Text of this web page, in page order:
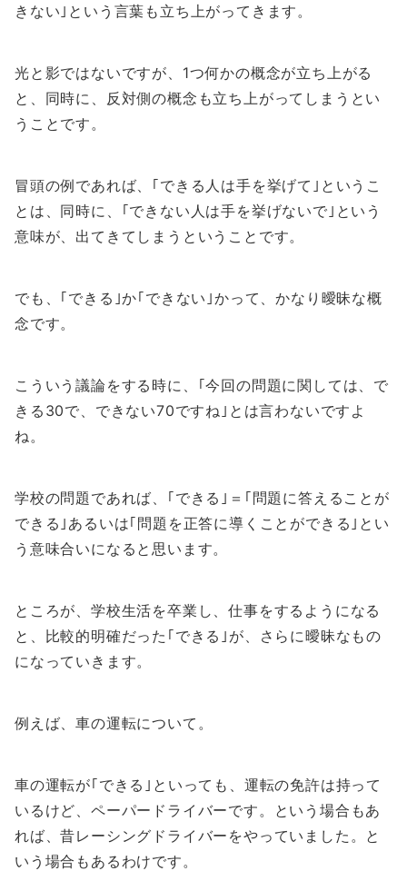
きない｣という言葉も立ち上がってきます。
光と影ではないですが、1つ何かの概念が立ち上がる
と、同時に、反対側の概念も立ち上がってしまうとい
うことです。
冒頭の例であれば、｢できる人は手を挙げて｣というこ
とは、同時に、｢できない人は手を挙げないで｣という
意味が、出てきてしまうということです。
でも、｢できる｣か｢できない｣かって、かなり曖昧な概
念です。
こういう議論をする時に、｢今回の問題に関しては、で
きる30で、できない70ですね｣とは言わないですよ
ね。
学校の問題であれば、｢できる｣＝｢問題に答えることが
できる｣あるいは｢問題を正答に導くことができる｣とい
う意味合いになると思います。
ところが、学校生活を卒業し、仕事をするようになる
と、比較的明確だった｢できる｣が、さらに曖昧なもの
になっていきます。
例えば、車の運転について。
車の運転が｢できる｣といっても、運転の免許は持って
いるけど、ペーパードライバーです。という場合もあ
れば、昔レーシングドライバーをやっていました。と
いう場合もあるわけです。